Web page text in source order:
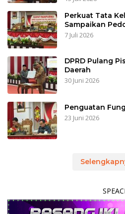
Perkuat Tata
Sampaikan
7 Juli 2026
DPRD Pulang
Daerah
30 Juni 2026
Penguatan
23 Juni 2026
SPEACE IKLAN